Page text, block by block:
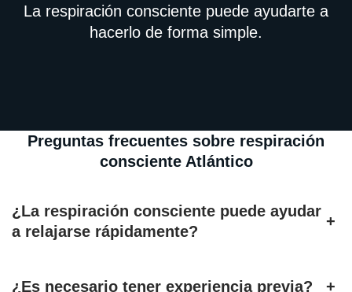
La respiración consciente puede ayudarte a
hacerlo de forma simple.
Preguntas frecuentes sobre respiración
consciente Atlántico
¿La respiración consciente puede ayudar
a relajarse rápidamente?
+
¿Es necesario tener experiencia previa? +